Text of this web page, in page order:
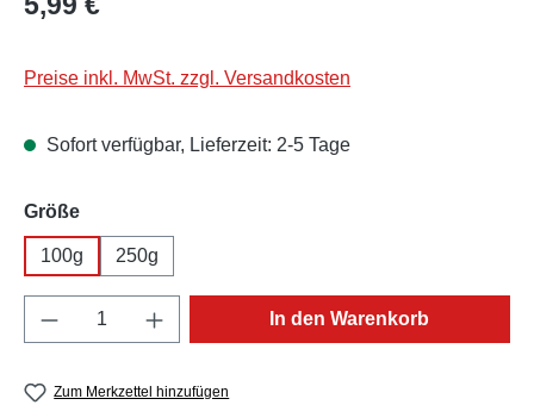
Preise inkl. MwSt. zzgl. Versandkosten
Sofort verfügbar, Lieferzeit: 2-5 Tage
Größeauswählen
100g 250g
Produkt Anzahl: Gib den gewünschten
In den Warenkorb
Zum Merkzettel hinzufügen